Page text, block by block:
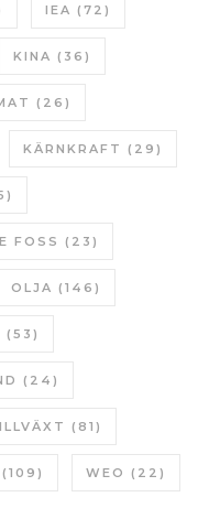
IEA (72)
KINA (36)
(26)
KÄRNKRAFT (29)
FOSS (23)
OLJA (146)
(53)
(24)
(81)
(109) WEO (22)